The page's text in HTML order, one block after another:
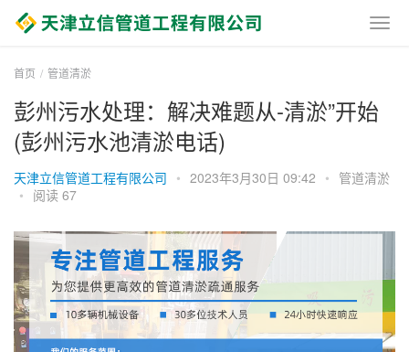
首页 管道清淤
彭州污水处理：解决难题从-清淤”开始
(彭州污水池清淤电话)
天津立信管道工程有限公司 • 2023年3月30日 09:42 • 管道清淤
• 阅读 67